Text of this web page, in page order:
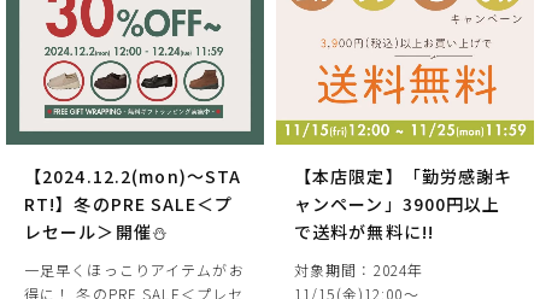
【2024.12.2(mon)～STA
RT!】冬のPRE SALE＜プ
レセール＞開催⛄
一足早くほっこりアイテムがお
得に！ 冬のPRE SALE＜プレセ
【本店限定】「勤労感謝キ
ャンペーン」3900円以上
で送料が無料に!!
対象期間：2024年
11/15(金)12:00～